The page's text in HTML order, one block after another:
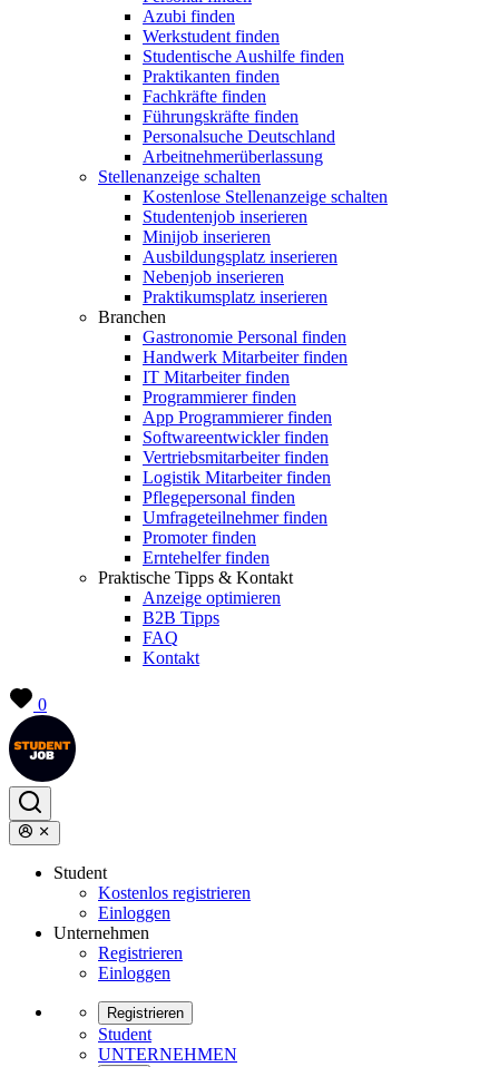
Azubi finden
Werkstudent finden
Studentische Aushilfe finden
Praktikanten finden
Fachkräfte finden
Führungskräfte finden
Personalsuche Deutschland
Arbeitnehmerüberlassung
Stellenanzeige schalten
Kostenlose Stellenanzeige schalten
Studentenjob inserieren
Minijob inserieren
Ausbildungsplatz inserieren
Nebenjob inserieren
Praktikumsplatz inserieren
Branchen
Gastronomie Personal finden
Handwerk Mitarbeiter finden
IT Mitarbeiter finden
Programmierer finden
App Programmierer finden
Softwareentwickler finden
Vertriebsmitarbeiter finden
Logistik Mitarbeiter finden
Pflegepersonal finden
Umfrageteilnehmer finden
Promoter finden
Erntehelfer finden
Praktische Tipps & Kontakt
Anzeige optimieren
B2B Tipps
FAQ
Kontakt
0
Student
Kostenlos registrieren
Einloggen
Unternehmen
Registrieren
Einloggen
Registrieren
Student
UNTERNEHMEN